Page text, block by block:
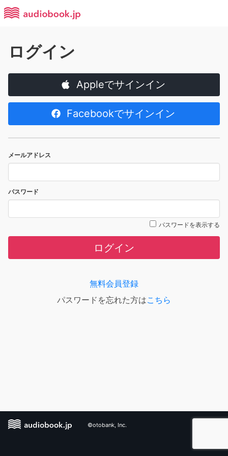
ログイン
Appleでサインイン
Facebookでサインイン
メールアドレス
パスワード
パスワードを表示する
ログイン
無料会員登録
パスワードを忘れた方はこちら
©otobank, Inc.